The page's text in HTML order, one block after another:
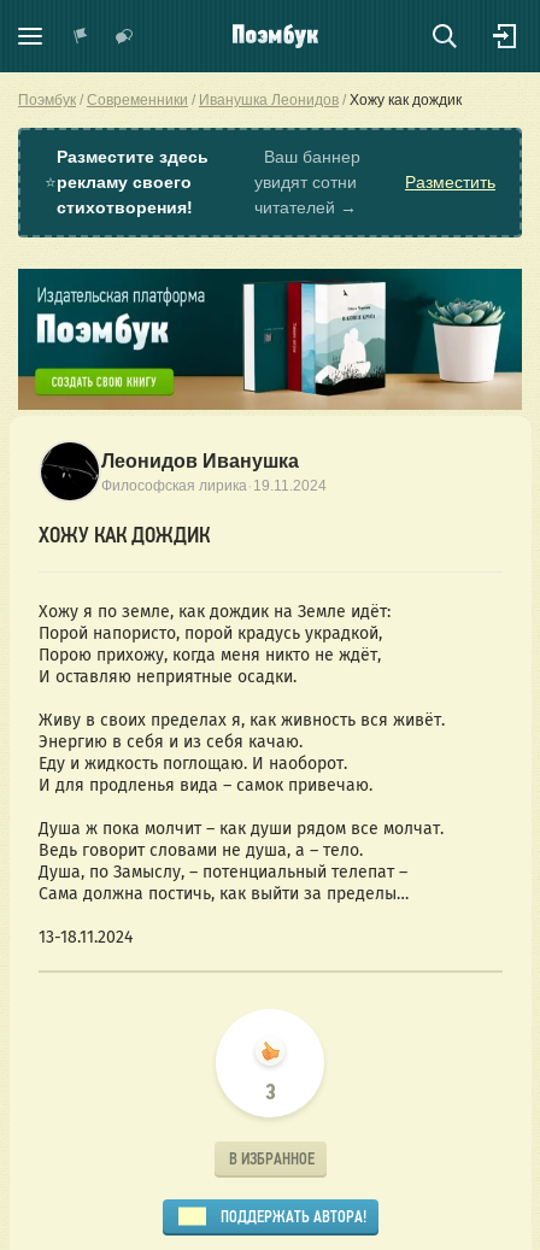
Поэмбук Современники Иванушка Леонидов Хожу как дождик
⭐
Разместите здесь
рекламу своего
стихотворения!
Ваш баннер
увидят сотни
читателей →
Разместить
Леонидов Иванушка
Философская лирика· 19.11.2024
ХОЖУ КАК ДОЖДИК
Хожу я по земле, как дождик на Земле идёт:
Порой напористо, порой крадусь украдкой,
Порою прихожу, когда меня никто не ждёт,
И оставляю неприятные осадки.
Живу в своих пределах я, как живность вся живёт.
Энергию в себя и из себя качаю.
Еду и жидкость поглощаю. И наоборот.
И для продленья вида – самок привечаю.
Душа ж пока молчит – как души рядом все молчат.
Ведь говорит словами не душа, а – тело.
Душа, по Замыслу, – потенциальный телепат –
Сама должна постичь, как выйти за пределы…
13-18.11.2024
3
В ИЗБРАННОЕ
ПОДДЕРЖАТЬ АВТОРА!